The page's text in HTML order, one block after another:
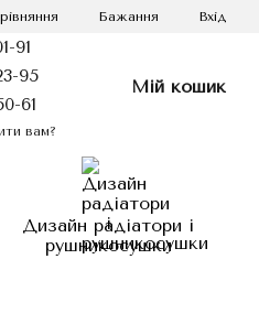
Бажання Вхід
91
95
61
вам?
Мій кошик
Дизайн радіатори і
рушникосушки